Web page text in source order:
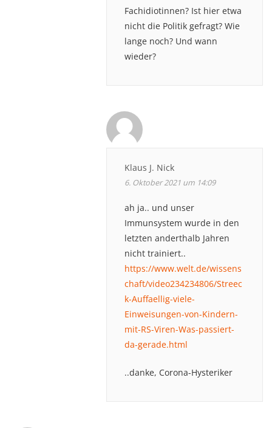
Fachidiotinnen? Ist hier etwa
nicht die Politik gefragt? Wie
lange noch? Und wann
wieder?
Klaus J. Nick
6. Oktober 2021 um 14:09
ah ja.. und unser
Immunsystem wurde in den
letzten anderthalb Jahren
nicht trainiert..
https://www.welt.de/wissens
chaft/video234234806/Streec
k-Auffaellig-viele-
Einweisungen-von-Kindern-
mit-RS-Viren-Was-passiert-
da-gerade.html
..danke, Corona-Hysteriker